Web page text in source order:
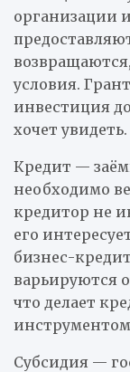
организации
условия.
инвестиция
хочет увидеть.
Кредит —
необходимо
кредитор не
его
бизнес-
варьируются
что делает
инструментом
Субсидия —